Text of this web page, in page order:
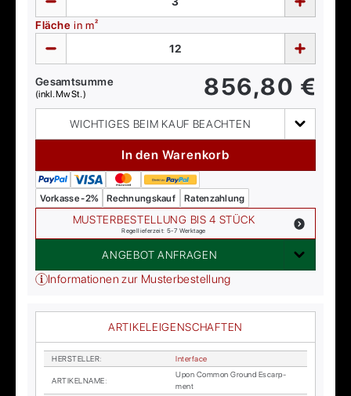
Fläche in m²
Gesamtsumme
(inkl. MwSt.) 856,80 €
WICHTIGES BEIM KAUF BEACHTEN
In den Warenkorb
Vorkasse -2% Rechnungskauf Ratenzahlung
MUSTERBESTELLUNG BIS 4 STÜCK
Regellieferzeit: 5-7 Werktage
ANGEBOT ANFRAGEN
Informationen zur Musterbestellung
ARTIKELEIGENSCHAFTEN
HER­STEL­LER: In­ter­face
AR­TI­KEL­NA­ME:
Upon Com­mon Ground Es­carp­
ment